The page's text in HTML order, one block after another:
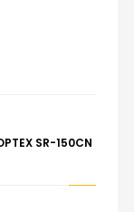
SR-150CN